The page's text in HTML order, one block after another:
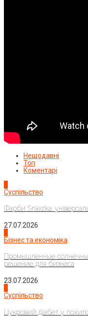
Нещодавні
Топ
Коментарі
Суспільство
Фарби Sniezka:
27.07.2026
Бізнес та економіка
Промышленные
решение для бизнеса
23.07.2026
Суспільство
Цукровий діабет у